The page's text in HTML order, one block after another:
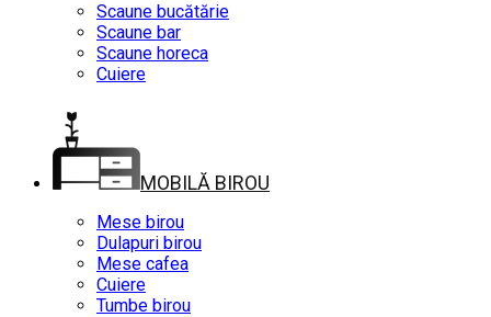
Scaune bucătărie
Scaune bar
Scaune horeca
Cuiere
MOBILĂ BIROU
Mese birou
Dulapuri birou
Mese cafea
Cuiere
Tumbe birou